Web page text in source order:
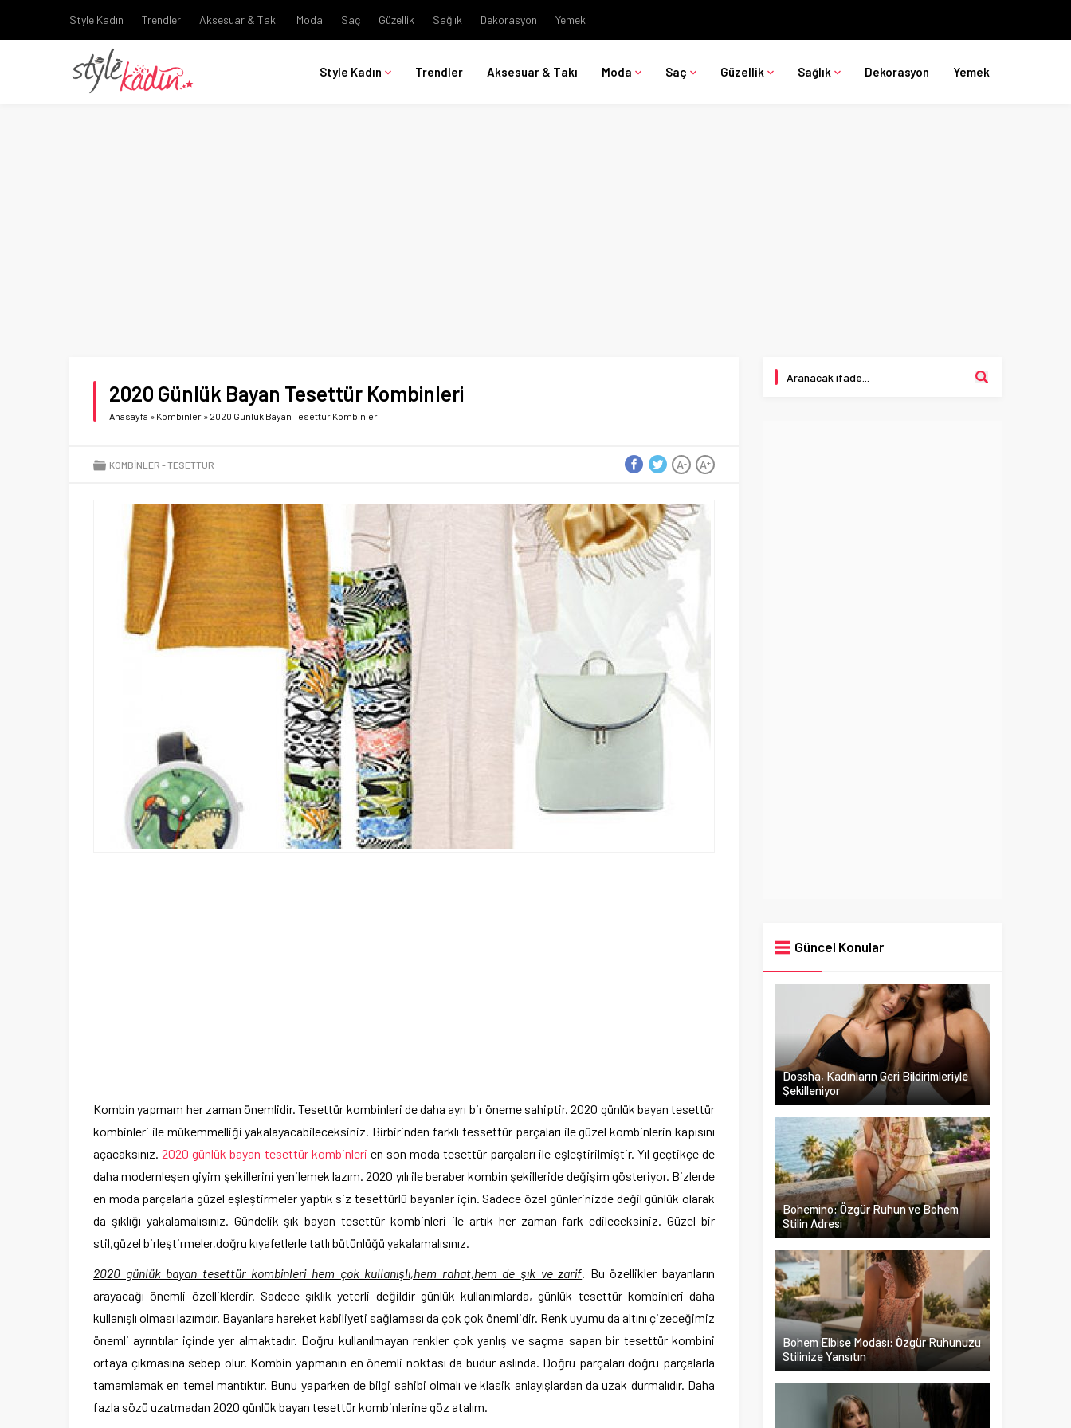
Style Kadın Trendler Aksesuar & Takı Moda Saç Güzellik Sağlık Dekorasyon Yemek
Style Kadın Trendler Aksesuar & Takı Moda Saç Güzellik Sağlık Dekorasyon Yemek
2020 Günlük Bayan Tesettür Kombinleri
Anasayfa » Kombinler » 2020 Günlük Bayan Tesettür Kombinleri
KOMBINLER TESETTÜR A+
A-
Kombin yapmam her zaman önemlidir. Tesettür kombinleri de daha ayrı bir öneme sahiptir. 2020 günlük bayan tesettür
kombinleri ile mükemmelliği yakalayacabileceksiniz. Birbirinden farklı tessettür parçaları ile güzel kombinlerin kapısını
açacaksınız.2020 günlük bayan tesettür kombinleri en son moda tesettür parçaları ile eşleştirilmiştir. Yıl geçtikçe de
daha modernleşen giyim şekillerini yenilemek lazım. 2020 yılı ile beraber kombin şekilleride değişim gösteriyor. Bizlerde
en moda parçalarla güzel eşleştirmeler yaptık siz tesettürlü bayanlar için. Sadece özel günlerinizde değil günlük olarak
da şıklığı yakalamalısınız. Gündelik şık bayan tesettür kombinleri ile artık her zaman fark edileceksiniz. Güzel bir
stil,güzel birleştirmeler,doğru kıyafetlerle tatlı bütünlüğü yakalamalısınız.
2020 günlük bayan tesettür kombinleri hem çok kullanışlı,hem rahat,hem de şık ve zarif. Bu özellikler bayanların
arayacağı önemli özelliklerdir. Sadece şıklık yeterli değildir günlük kullanımlarda, günlük tesettür kombinleri daha
kullanışlı olması lazımdır. Bayanlara hareket kabiliyeti sağlaması da çok çok önemlidir. Renk uyumu da altını çizeceğimiz
önemli ayrıntılar içinde yer almaktadır. Doğru kullanılmayan renkler çok yanlış ve saçma sapan bir tesettür kombini
ortaya çıkmasına sebep olur. Kombin yapmanın en önemli noktası da budur aslında. Doğru parçaları doğru parçalarla
tamamlamak en temel mantıktır. Bunu yaparken de bilgi sahibi olmalı ve klasik anlayışlardan da uzak durmalıdır. Daha
fazla sözü uzatmadan 2020 günlük bayan tesettür kombinlerine göz atalım.
Güncel Konular
Dossha, Kadınların Geri Bildirimleriyle
Şekilleniyor
Bohemino: Özgür Ruhun ve Bohem
Stilin Adresi
Bohem Elbise Modası: Özgür Ruhunuzu
Stilinize Yansıtın